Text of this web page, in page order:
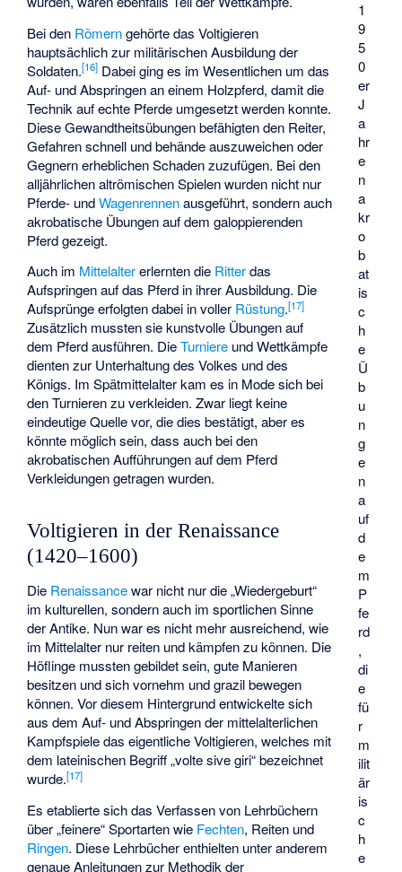
1
9
5
0
er
J
a
hr
e
n
a
kr
o
b
at
is
c
h
e
Ü
b
u
n
g
e
n
a
uf
d
e
m
P
fe
rd
,
di
e
fü
r
m
ilit
är
is
c
h
e
Bei den Römerngehörte das Voltigieren
hauptsächlich zur militärischen Ausbildung der
Soldaten.[16] Dabei ging es im Wesentlichen um das
Auf- und Abspringen an einem Holzpferd, damit die
Technik auf echte Pferde umgesetzt werden konnte.
Diese Gewandtheitsübungen befähigten den Reiter,
Gefahren schnell und behände auszuweichen oder
Gegnern erheblichen Schaden zuzufügen. Bei den
alljährlichen altrömischen Spielen wurden nicht nur
Pferde- undWagenrennenausgeführt, sondern auch
akrobatische Übungen auf dem galoppierenden
Pferd gezeigt.
Auch im Mittelaltererlernten die Ritterdas
Aufspringen auf das Pferd in ihrer Ausbildung. Die
Aufsprünge erfolgten dabei in voller Rüstung.[17]
Zusätzlich mussten sie kunstvolle Übungen auf
dem Pferd ausführen. DieTurniere und Wettkämpfe
dienten zur Unterhaltung des Volkes und des
Königs. Im Spätmittelalter kam es in Mode sich bei
den Turnieren zu verkleiden. Zwar liegt keine
eindeutige Quelle vor, die dies bestätigt, aber es
könnte möglich sein, dass auch bei den
akrobatischen Aufführungen auf dem Pferd
Verkleidungen getragen wurden.
Voltigieren in der Renaissance
(1420–1600)
Die Renaissancewar nicht nur die „Wiedergeburt“
im kulturellen, sondern auch im sportlichen Sinne
der Antike. Nun war es nicht mehr ausreichend, wie
im Mittelalter nur reiten und kämpfen zu können. Die
Höflinge mussten gebildet sein, gute Manieren
besitzen und sich vornehm und grazil bewegen
können. Vor diesem Hintergrund entwickelte sich
aus dem Auf- und Abspringen der mittelalterlichen
Kampfspiele das eigentliche Voltigieren, welches mit
dem lateinischen Begriff „volte sive giri“ bezeichnet
wurde.[17]
Es etablierte sich das Verfassen von Lehrbüchern
über „feinere“ Sportarten wie Fechten, Reiten und
Ringen. Diese Lehrbücher enthielten unter anderem
genaue Anleitungen zur Methodik der